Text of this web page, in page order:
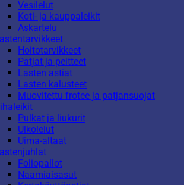
Vesilelut
Koti- ja kauppaleikit
Askartelu
Hoitotarvikkeet
Patjat ja peitteet
Lasten astiat
Lasten kalusteet
Muovitettu frotee ja patjansuojat
Pulkat ja liukurit
Ulkolelut
Uima-altaat
Foliopallot
Naamiaisasut